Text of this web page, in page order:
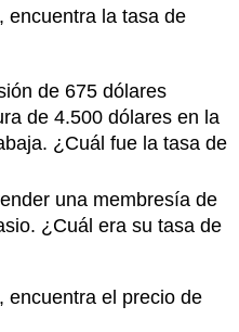
encuentra la tasa de
de 675 dólares
de 4.500 dólares en la
¿Cuál fue la tasa de
una membresía de
¿Cuál era su tasa de
encuentra el precio de